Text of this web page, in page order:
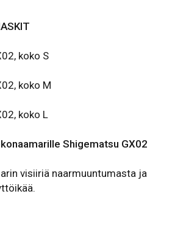
koko S
koko M
koko L
Shigematsu GX02
visiiriä naarmuuntumasta ja